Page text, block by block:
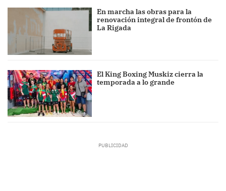
En marcha las obras para la
renovación integral de frontón de
La Rigada
El King Boxing Muskiz cierra la
temporada a lo grande